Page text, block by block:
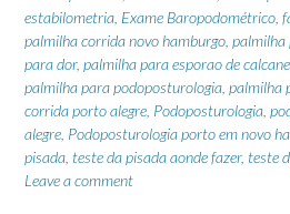
estabilometria Exame Baropodométrico
palmilha corrida novo hamburgo palmilha
para dor, palmilha para esporao de
palmilha para podoposturologia palmilha
corrida porto alegre Podoposturologia
alegre Podoposturologia porto em novo
pisada teste da pisada aonde fazer, teste
Leave a comment